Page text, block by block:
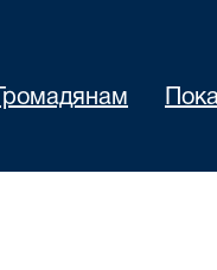
Громадянам